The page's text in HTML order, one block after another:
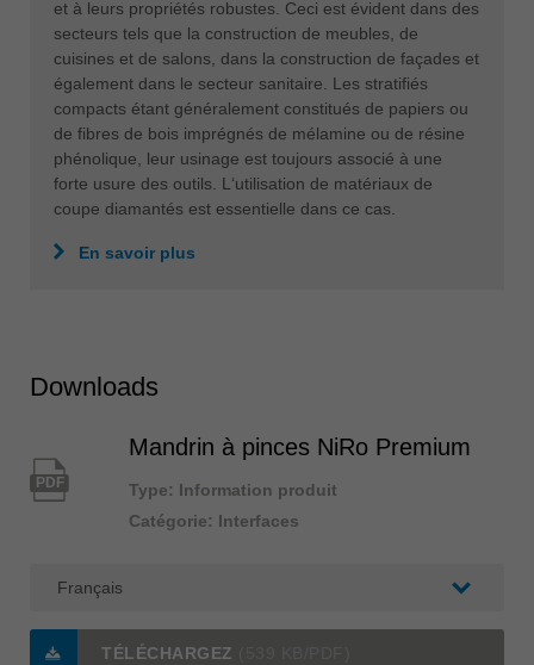
et à leurs propriétés robustes. Ceci est évident dans des
secteurs tels que la construction de meubles, de
cuisines et de salons, dans la construction de façades et
également dans le secteur sanitaire. Les stratifiés
compacts étant généralement constitués de papiers ou
de fibres de bois imprégnés de mélamine ou de résine
phénolique, leur usinage est toujours associé à une
forte usure des outils. L‘utilisation de matériaux de
coupe diamantés est essentielle dans ce cas.
En savoir plus
Downloads
PDF
Mandrin à pinces NiRo Premium
Type: Information produit
Catégorie: Interfaces
TÉLÉCHARGEZ